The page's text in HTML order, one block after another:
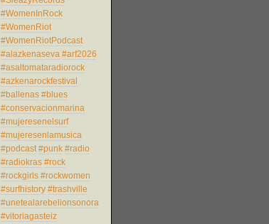
#WomenInRock
#WomenRiot
#WomenRiotPodcast
#alazkenaseva #arf2026
#asaltomataradiorock
#azkenarockfestival
#ballenas #blues
#conservacionmarina
#mujeresenelsurf
#mujeresenlamusica
#podcast #punk #radio
#radiokras #rock
#rockgirls #rockwomen
#surfhistory #trashville
#unetealarebelionsonora
#vitoriagasteiz